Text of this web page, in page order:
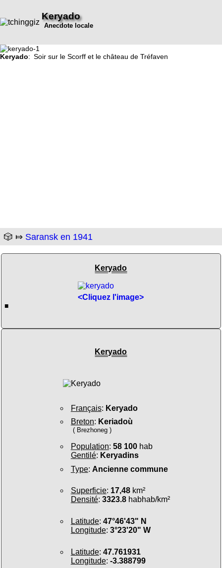
Keryado
Anecdote locale
Keryado: Soir sur le Scorff et le château de Tréfaven
🎲 ⤇ Saransk en 1941
Keryado
<Cliquez l'image>
■
Keryado
Français: Keryado
Breton: Keriadoù
( Brezhoneg )
Population: 58 100hab
Gentilé: Keryadins
Type: Ancienne commune
Superficie: 17,48km²
Densité: 3323.8habhab/km²
Latitude: 47°46'43" N
Longitude: 3°23'20" W
Latitude: 47.761931
Longitude: -3.388799